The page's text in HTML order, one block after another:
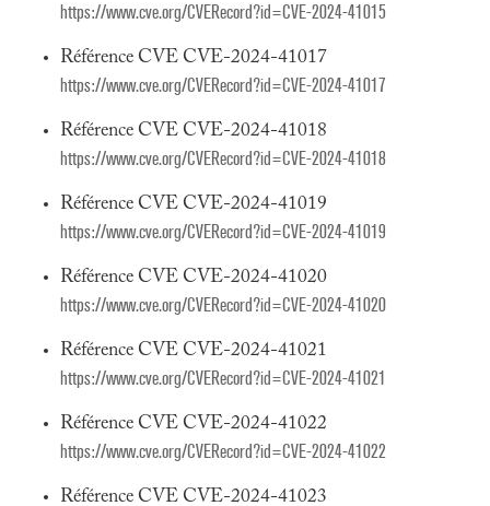
https://www.cve.org/CVERecord?id=CVE-2024-41015
Référence CVE CVE-2024-41017
https://www.cve.org/CVERecord?id=CVE-2024-41017
Référence CVE CVE-2024-41018
https://www.cve.org/CVERecord?id=CVE-2024-41018
Référence CVE CVE-2024-41019
https://www.cve.org/CVERecord?id=CVE-2024-41019
Référence CVE CVE-2024-41020
https://www.cve.org/CVERecord?id=CVE-2024-41020
Référence CVE CVE-2024-41021
https://www.cve.org/CVERecord?id=CVE-2024-41021
Référence CVE CVE-2024-41022
https://www.cve.org/CVERecord?id=CVE-2024-41022
Référence CVE CVE-2024-41023